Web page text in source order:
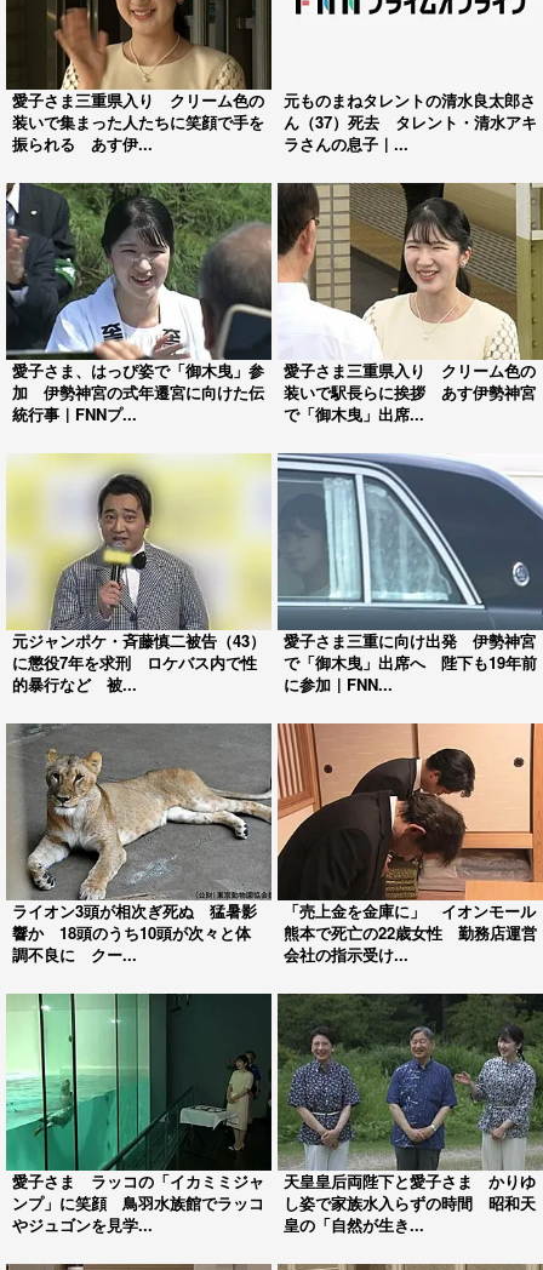
愛子さま三重県入り クリーム色の
装いで集まった人たちに笑顔で手を
振られる あす伊...
元ものまねタレントの清水良太郎さ
ん（37）死去 タレント・清水アキ
ラさんの息子｜...
愛子さま、はっぴ姿で「御木曳」参
加 伊勢神宮の式年遷宮に向けた伝
統行事｜FNNプ...
愛子さま三重県入り クリーム色の
装いで駅長らに挨拶 あす伊勢神宮
で「御木曳」出席...
元ジャンポケ・斉藤慎二被告（43）
に懲役7年を求刑 ロケバス内で性
的暴行など 被...
愛子さま三重に向け出発 伊勢神宮
で「御木曳」出席へ 陛下も19年前
に参加｜FNN...
ライオン3頭が相次ぎ死ぬ 猛暑影
響か 18頭のうち10頭が次々と体
調不良に クー...
「売上金を金庫に」 イオンモール
熊本で死亡の22歳女性 勤務店運営
会社の指示受け...
愛子さま ラッコの「イカミミジャ
ンプ」に笑顔 鳥羽水族館でラッコ
やジュゴンを見学...
天皇皇后両陛下と愛子さま かりゆ
し姿で家族水入らずの時間 昭和天
皇の「自然が生き...